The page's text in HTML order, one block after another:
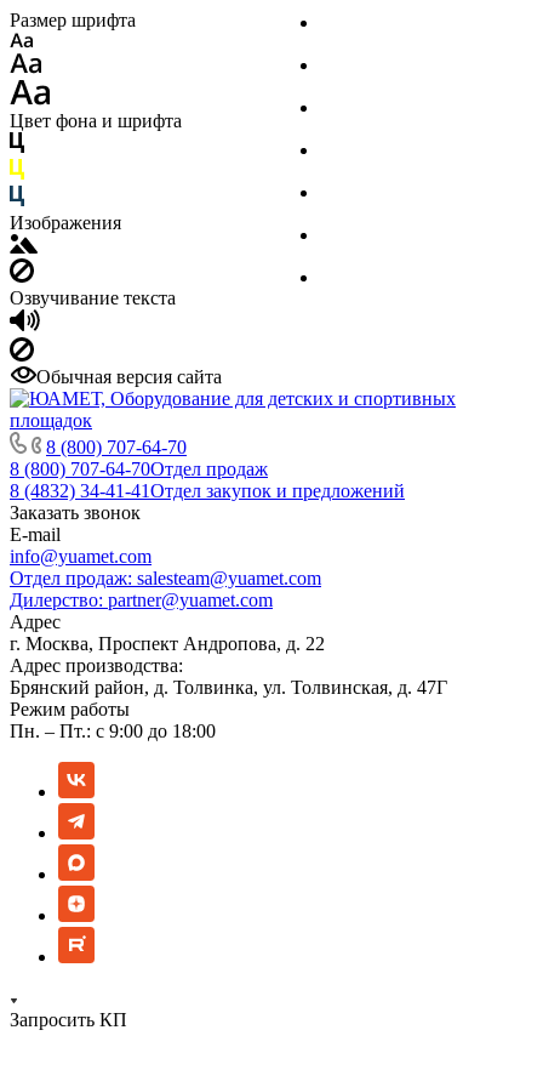
Размер шрифта
Цвет фона и шрифта
Изображения
Озвучивание текста
Обычная версия сайта
8 (800) 707-64-70
8 (800) 707-64-70Отдел продаж
8 (4832) 34-41-41Отдел закупок и предложений
Заказать звонок
E-mail
info@yuamet.com
Отдел продаж: salesteam@yuamet.com
Дилерство: partner@yuamet.com
Адрес
г. Москва, Проспект Андропова, д. 22
Адрес производства:
Брянский район, д. Толвинка, ул. Толвинская, д. 47Г
Режим работы
Пн. – Пт.: с 9:00 до 18:00
Запросить КП